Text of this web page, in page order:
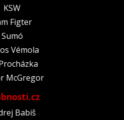
KSW
Figter
Sumó
Vémola
McGregor
Babiš